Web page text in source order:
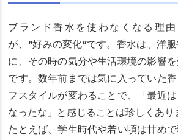
ブランド香水を使わなくなる理
が、“好みの変化”です。香水は、洋
に、その時の気分や生活環境の影響
です。数年前までは気に入っていた
フスタイルが変わることで、「最近
なったな」と感じることは珍しくあり
たとえば、学生時代や若い頃は甘め